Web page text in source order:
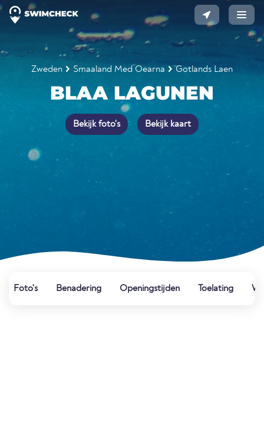
Zweden Smaaland Med Oearna Gotlands Laen
BLAA LAGUNEN
Bekijk foto's Bekijk kaart
Foto's Benadering Openingstijden Toelating